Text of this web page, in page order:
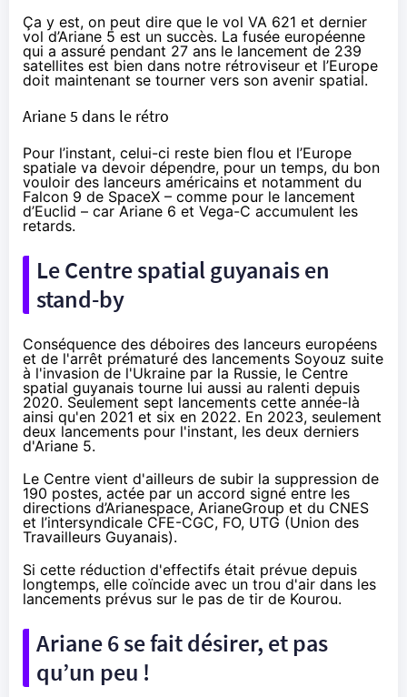
Ça y est, on peut dire que le vol VA 621 et dernier
vol d’Ariane 5 est un succès. La fusée européenne
qui a assuré pendant 27 ans le lancement de 239
satellites est bien dans notre rétroviseur et l’Europe
doit maintenant se tourner vers son avenir spatial.
Ariane 5 dans le rétro
Pour l’instant, celui-ci reste bien flou et l’Europe
spatiale va devoir dépendre, pour un temps, du bon
vouloir des lanceurs américains et notamment du
Falcon 9 de SpaceX – comme pour le lancement
d’Euclid – car Ariane 6 et Vega-C accumulent les
retards.
Le Centre spatial guyanais en
stand-by
Conséquence des déboires des lanceurs européens
et de l'arrêt prématuré des lancements Soyouz suite
à l'invasion de l'Ukraine par la Russie, le Centre
spatial guyanais tourne lui aussi au ralenti depuis
2020. Seulement sept lancements cette année-là
ainsi qu'en 2021 et six en 2022. En 2023, seulement
deux lancements pour l'instant, les deux derniers
d'Ariane 5.
Le Centre vient d'ailleurs de subir la suppression de
190 postes, actée par un accord signé entre les
directions d’Arianespace, ArianeGroup et du CNES
et l’intersyndicale CFE-CGC, FO, UTG (Union des
Travailleurs Guyanais).
Si cette réduction d'effectifs était prévue depuis
longtemps, elle coïncide avec un trou d'air dans les
lancements prévus sur le pas de tir de Kourou.
Ariane 6 se fait désirer, et pas
qu’un peu !